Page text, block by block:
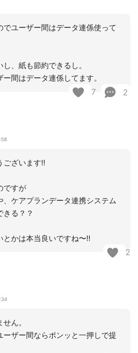
でユーザー間はデータ連係使って
、紙も節約できるし。
間はデータ連係してます。
7 2
ございます‼︎
ですが
、ケアプランデータ連携システム
きる？？
とかは本当良いですね〜‼︎
2
ん。
ーザー間ならポンッと一押しで提